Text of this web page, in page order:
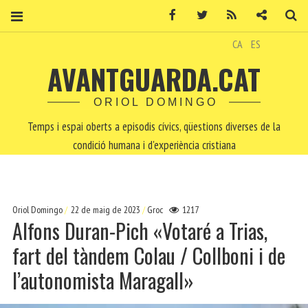
CA ES
AVANTGUARDA.CAT
ORIOL DOMINGO
Temps i espai oberts a episodis cívics, qüestions diverses de la
condició humana i d'experiència cristiana
Oriol Domingo 22 de maig de 2023 Groc 1217
Alfons Duran-Pich «Votaré a Trias,
fart del tàndem Colau / Collboni i de
l’autonomista Maragall»
Facebook Twitter Contacte